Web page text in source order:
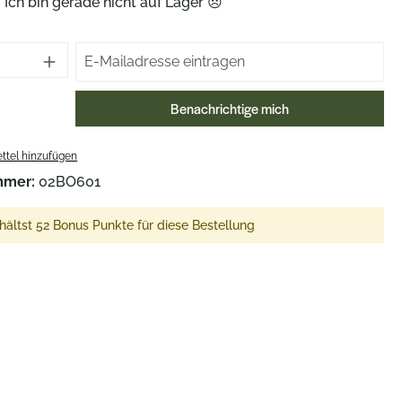
Benachrichtige mich
hinzufügen
02BO601
52 Bonus Punkte für diese Bestellung